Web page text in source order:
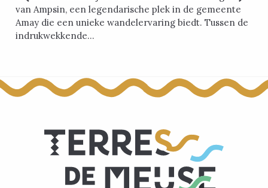
van Ampsin, een legendarische plek in de gemeente
Amay die een unieke wandelervaring biedt. Tussen de
indrukwekkende...